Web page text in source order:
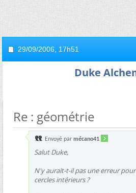
29/09/2006, 17h51
Duke
Re : géométrie
Envoyé par mécano41
Salut Duke,
N'y aurait-t-il pas une erreur
cercles intérieurs ?